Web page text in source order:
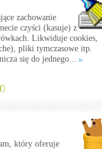
zachowanie
czyści (kasuje) z
Likwiduje cookies,
pliki tymczasowe itp.
się do jednego...
który oferuje